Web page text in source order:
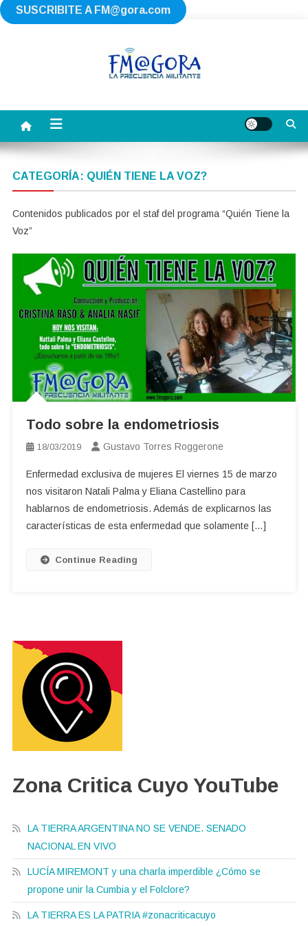
SUSCRIBITE A FM@gora.com
Saltar
CATEGORÍA: QUIÉN TIENE LA VOZ?
Contenidos publicados por el staf del programa “Quién Tiene la
Voz”
Todo sobre la endometriosis
18/03/2019 Gustavo Torres Roggerone
Enfermedad exclusiva de mujeres El viernes 15 de marzo
nos visitaron Natali Palma y Eliana Castellino para
hablarnos de endometriosis. Además de explicarnos las
características de esta enfermedad que solamente […]
Continue Reading
Zona Critica Cuyo YouTube
LA TIERRA ARGENTINA NO SE VENDE. SENADO
NACIONAL EN VIVO
LUCÍA MIREMONT y una charla imperdible ¿Cómo se
propone unir la Cumbia y el Folclore?
LA TIERRA ES LA PATRIA #zonacriticacuyo